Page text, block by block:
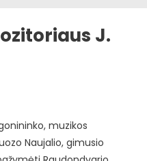
J.
muzikos
Naujalio, gimusio